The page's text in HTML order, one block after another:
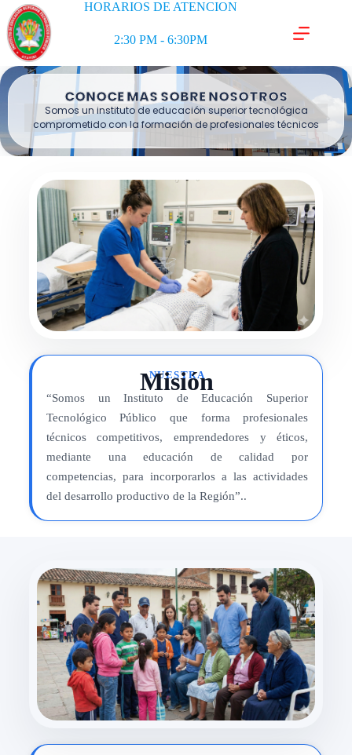
HORARIOS DE ATENCION
2:30 PM - 6:30PM
CONOCE MAS SOBRE NOSOTROS
Somos un instituto de educación superior tecnológica
comprometido con la formación de profesionales técnicos
NUESTRA
Misión
“Somos un Instituto de Educación Superior
Tecnológico Público que forma profesionales
técnicos competitivos, emprendedores y éticos,
mediante una educación de calidad por
competencias, para incorporarlos a las actividades
del desarrollo productivo de la Región”..